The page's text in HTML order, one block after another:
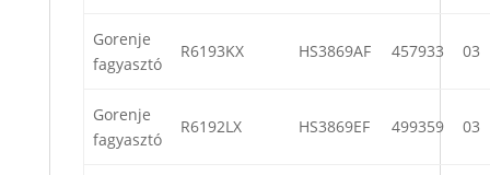
Gorenje
fagyasztó
R6193KX HS3869AF 457933 03
Gorenje
fagyasztó
R6192LX HS3869EF 499359 03